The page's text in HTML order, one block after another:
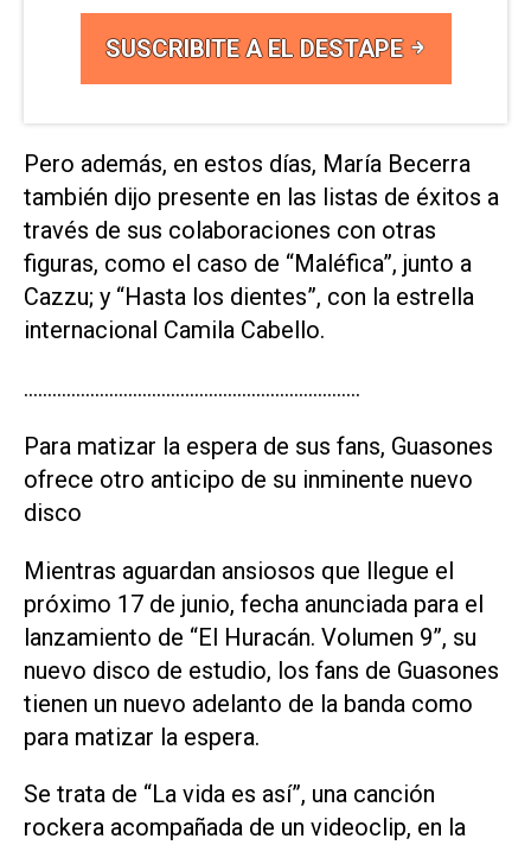
SUSCRIBITE A EL DESTAPE
Pero además, en estos días, María Becerra
también dijo presente en las listas de éxitos a
través de sus colaboraciones con otras
figuras, como el caso de “Maléfica”, junto a
Cazzu; y “Hasta los dientes”, con la estrella
internacional Camila Cabello.
……………………………………………………………..
Para matizar la espera de sus fans, Guasones
ofrece otro anticipo de su inminente nuevo
disco
Mientras aguardan ansiosos que llegue el
próximo 17 de junio, fecha anunciada para el
lanzamiento de “El Huracán. Volumen 9”, su
nuevo disco de estudio, los fans de Guasones
tienen un nuevo adelanto de la banda como
para matizar la espera.
Se trata de “La vida es así”, una canción
rockera acompañada de un videoclip, en la